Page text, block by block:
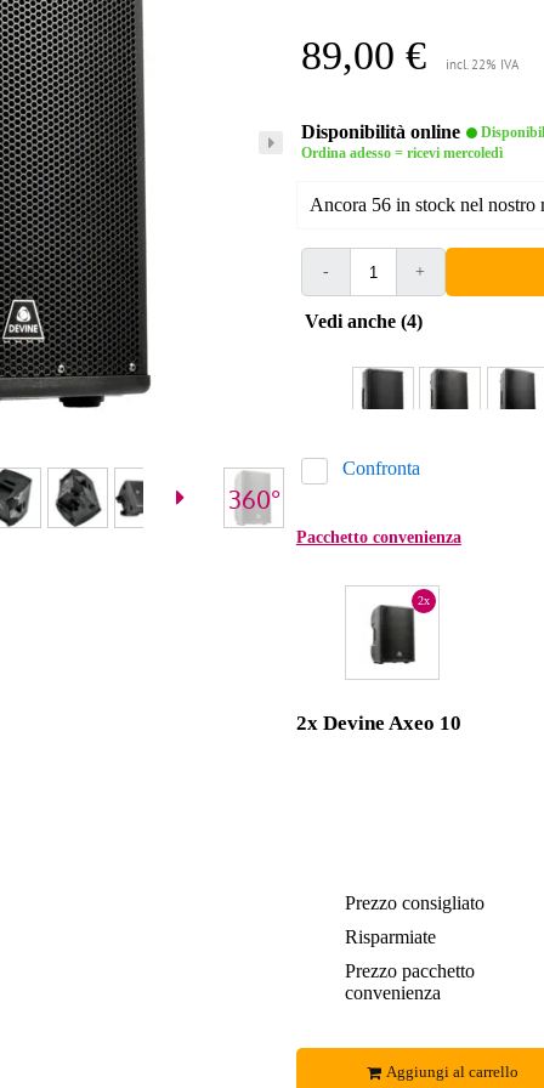
89,00 € incl. 22% IVA
Disponibilità online
Ordina adesso = ricevi mercoledì
Ancora 56 in stock nel nostro
- +
Vedi anche (4)
Confronta
Pacchetto convenienza
2x
2x Devine Axeo 10
Prezzo consigliato
Risparmiate
Prezzo pacchetto
convenienza
Aggiungi al carrello